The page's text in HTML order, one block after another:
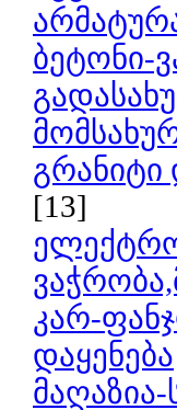
ბეტონი-
[13]
კარ-
დაყენება
მაღაზია-